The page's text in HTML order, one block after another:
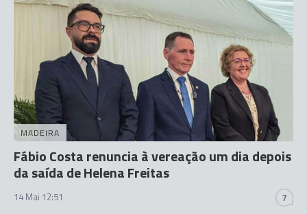
MADEIRA
Fábio Costa renuncia à vereação um dia depois
da saída de Helena Freitas
14 Mai 12:51 7